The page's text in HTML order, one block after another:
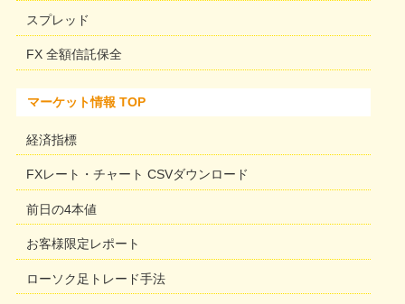
スプレッド
FX 全額信託保全
マーケット情報 TOP
経済指標
FXレート・チャート CSVダウンロード
前日の4本値
お客様限定レポート
ローソク足トレード手法